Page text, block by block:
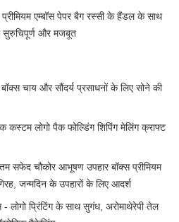
एम्बॉस पेपर बैग रस्सी के हैंडल के साथ
सुरुचिपूर्ण और मजबूत
चाय और सौंदर्य प्रसाधनों के लिए सोने की
कस्टम लोगो पैक फोल्डिंग शिपिंग मेलिंग क्राफ्ट
सफेद चौकोर आभूषण उपहार बॉक्स प्रीमियम
जन्मदिन के उपहारों के लिए आदर्श
लोगो प्रिंटिंग के साथ सुगंध, अरोमाथेरेपी तेल